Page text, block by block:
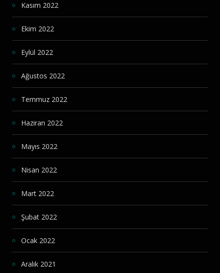
Kasım 2022
Ekim 2022
Eylül 2022
Ağustos 2022
Temmuz 2022
Haziran 2022
Mayıs 2022
Nisan 2022
Mart 2022
Şubat 2022
Ocak 2022
Aralık 2021